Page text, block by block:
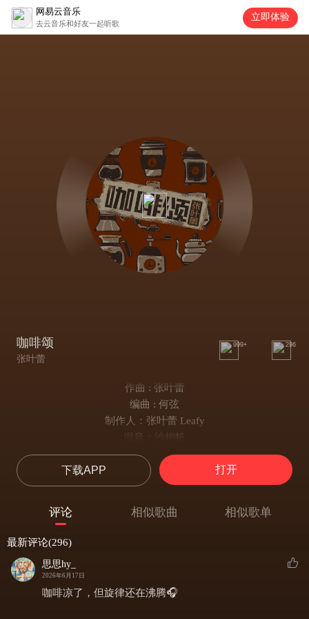
网易云音乐
去云音乐和好友一起听歌
立即体验
咖啡颂
张叶蕾
999+ 296
作曲 : 张叶蕾
编曲 : 何弦
制作人：张叶蕾 Leafy
混音：沙栩帆
母带：沙栩帆
封面：林柒柒
桌上冷掉的咖啡
翻来覆去又看着手机想入非非
忽远忽近捉摸不定
下载APP 打开
评论 相似歌曲 相似歌单
最新评论(296)
思思hy_
2026年6月17日
咖啡凉了，但旋律还在沸腾🎧